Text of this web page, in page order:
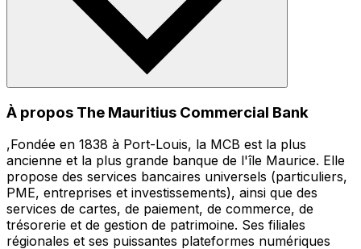
À propos The Mauritius Commercial Bank
,Fondée en 1838 à Port-Louis, la MCB est la plus
ancienne et la plus grande banque de l'île Maurice. Elle
propose des services bancaires universels (particuliers,
PME, entreprises et investissements), ainsi que des
services de cartes, de paiement, de commerce, de
trésorerie et de gestion de patrimoine. Ses filiales
régionales et ses puissantes plateformes numériques